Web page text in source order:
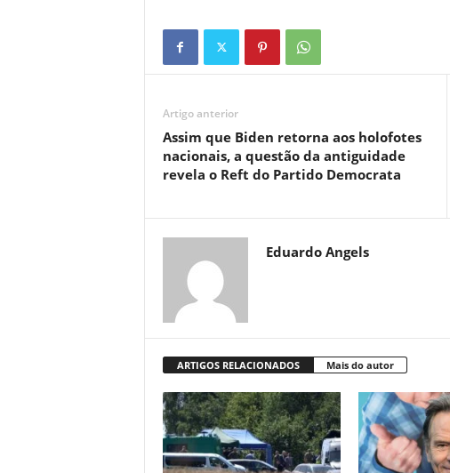
Artigo anterior
Assim que Biden retorna aos holofotes
nacionais, a questão da antiguidade
revela o Reft do Partido Democrata
Eduardo Angels
ARTIGOS RELACIONADOS Mais do autor